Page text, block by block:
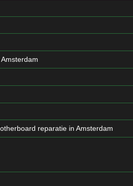
reparatie in Amsterdam